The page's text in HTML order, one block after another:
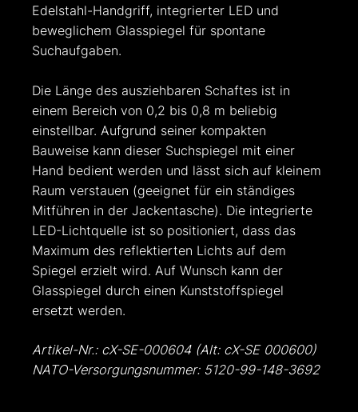
Edelstahl-Handgriff, integrierter LED und
beweglichem Glasspiegel für spontane
Suchaufgaben.
Die Länge des ausziehbaren Schaftes ist in
einem Bereich von 0,2 bis 0,8 m beliebig
einstellbar. Aufgrund seiner kompakten
Bauweise kann dieser Suchspiegel mit einer
Hand bedient werden und lässt sich auf kleinem
Raum verstauen (geeignet für ein ständiges
Mitführen in der Jackentasche). Die integrierte
LED-Lichtquelle ist so positioniert, dass das
Maximum des reflektierten Lichts auf dem
Spiegel erzielt wird. Auf Wunsch kann der
Glasspiegel durch einen Kunststoffspiegel
ersetzt werden.
Artikel-Nr.: cX-SE-000604 (Alt: cX-SE 000600)
NATO-Versorgungsnummer: 5120-99-148-3692